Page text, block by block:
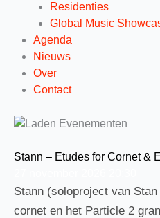
Residenties
Global Music
Agenda
Nieuws
Over
Contact
Stann – Etudes for Cornet &
Stann (soloproject van
cornet en het Particle 2